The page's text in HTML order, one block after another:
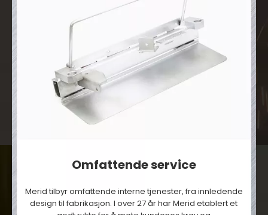
Omfattende service
Merid tilbyr omfattende interne tjenester, fra innledende
design til fabrikasjon. I over 27 år har Merid etablert et